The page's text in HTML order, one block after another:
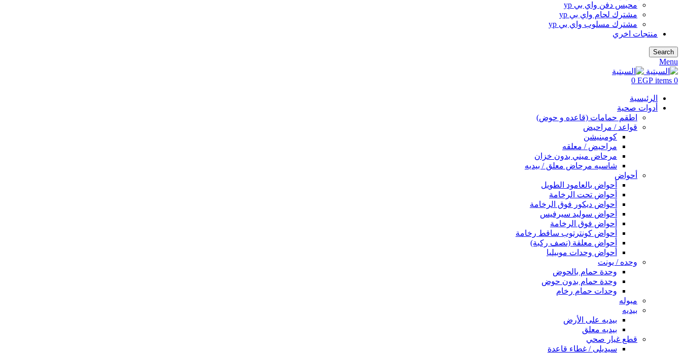
محبس دفن واي بي yp
مشترك لحام واي بي yp
مشترك مسلوب واي بي yp
منتجات اخري
Search
Menu
0
items
0 EGP
الرئيسية
أدوات صحية
اطقم حمامات (قاعده و حوض)
قواعد / مراحيض
كومبنيشن
مراحيض / معلقه
مرحاض ميني بدون خزان
شاسيه مرحاض معلق / بيديه
أحواض
أحواض بالعامود الطويل
أحواض تحت الرخامة
أحواض ديكور فوق الرخامة
أحواض سوليد سيرفيس
أحواض فوق الرخامة
أحواض كونترتوب ساقط رخامة
أحواض معلقة (نصف ركبة)
أحواض وحدات موبيليا
وحده / يونت
وحدة حمام بالحوض
وحدة حمام بدون حوض
وحدات حمام رخام
مبوله
بيديه
بيديه على الأرض
بيديه معلق
قطع غيار صحي
سيديلى / غطاء قاعدة